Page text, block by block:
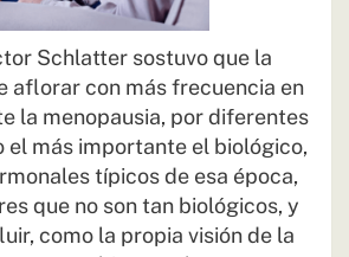
Schlatter sostuvo que la
aflorar con más frecuencia en
la menopausia, por diferentes
el más importante el biológico,
típicos de esa época,
que no son tan biológicos, y
como la propia visión de la